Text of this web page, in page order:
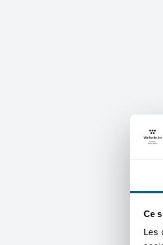
Ce
Les